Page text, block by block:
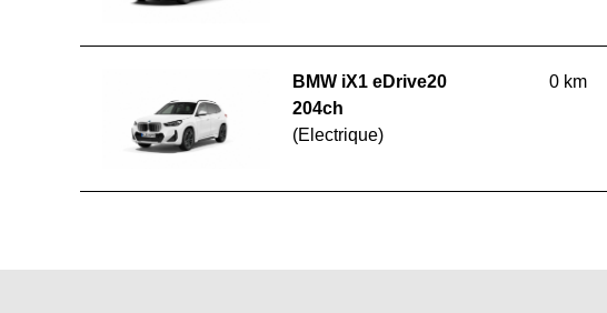
BMW iX1 eDrive20
204ch
(Electrique)
0 km